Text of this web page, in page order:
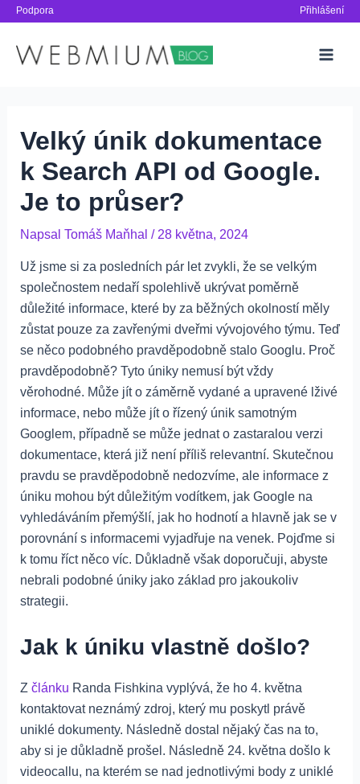
Přeskočit
obsah
Podpora Přihlášení
Velký únik dokumentace
k Search API od Google.
Je to průser?
Napsal Tomáš Maňhal / 28 května, 2024
Už jsme si za posledních pár let zvykli, že se velkým
společnostem nedaří spolehlivě ukrývat poměrně
důležité informace, které by za běžných okolností měly
zůstat pouze za zavřenými dveřmi vývojového týmu. Teď
se něco podobného pravděpodobně stalo Googlu. Proč
pravděpodobně? Tyto úniky nemusí být vždy
věrohodné. Může jít o záměrně vydané a upravené lživé
informace, nebo může jít o řízený únik samotným
Googlem, případně se může jednat o zastaralou verzi
dokumentace, která již není příliš relevantní. Skutečnou
pravdu se pravděpodobně nedozvíme, ale informace z
úniku mohou být důležitým vodítkem, jak Google na
vyhledáváním přemýšlí, jak ho hodnotí a hlavně jak se v
porovnání s informacemi vyjadřuje na venek. Pojďme si
k tomu říct něco víc. Důkladně však doporučuji, abyste
nebrali podobné úniky jako základ pro jakoukoliv
strategii.
Jak k úniku vlastně došlo?
Z článku Randa Fishkina vyplývá, že ho 4. května
kontaktovat neznámý zdroj, který mu poskytl právě
uniklé dokumenty. Následně dostal nějaký čas na to,
aby si je důkladně prošel. Následně 24. května došlo k
videocallu, na kterém se nad jednotlivými body z uniklé